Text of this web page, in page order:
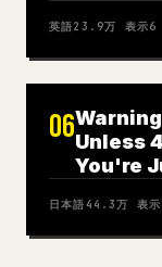
英語23.9万 表示6
06Unless
You're
日本語44.3万 表示